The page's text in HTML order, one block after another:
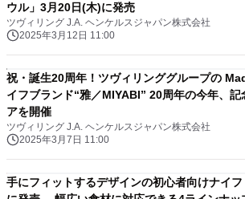
ウル」3月20日(木)に発売
ツヴィリング J.A. ヘンケルスジャパン株式会社
2025年3月12日 11:00
祝・誕生20周年！ツヴィリンググループの
イフブランド“雅／MIYABI” 20周年の今年、
アを開催
ツヴィリング J.A. ヘンケルスジャパン株式会社
2025年3月7日 11:00
手にフィットするデザインの初心者向けナイ